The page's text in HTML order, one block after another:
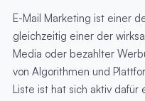
E-Mail Marketing ist einer
gleichzeitig einer der
Media oder bezahlter
von Algorithmen und
Liste ist hat sich aktiv dafür